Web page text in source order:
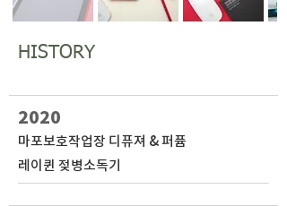
HISTORY
2020
마포보호작업장 디퓨져 & 퍼퓸
레이퀸 젖병소독기